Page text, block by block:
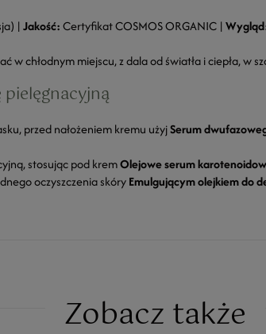
|Jakość:Certyfikat COSMOS ORGANIC |
w chłodnym miejscu, z dala od światła i ciepła, w
przed nałożeniem kremu użyjSerum
stosując pod kremOlejowe serum
oczyszczenia skóryEmulgującym olejkiem do
Zobacz także